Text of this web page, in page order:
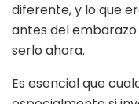
diferente, y lo que
antes del
serlo ahora.
Es esencial que